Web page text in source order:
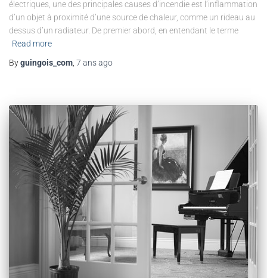
électriques, une des principales causes d’incendie est l’inflammation
d’un objet à proximité d’une source de chaleur, comme un rideau au
dessus d’un radiateur. De premier abord, en entendant le terme
Read more
Byguingois_com 7 ansago